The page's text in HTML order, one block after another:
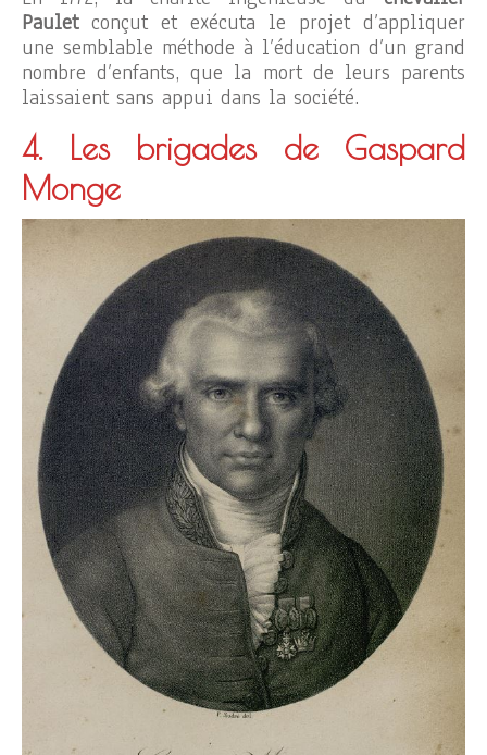
Pauletconçut et exécuta le projet d’appliquer
une semblable méthode à l’éducation d’un grand
nombre d’enfants, que la mort de leurs parents
laissaient sans appui dans la société.
4. Les brigades de Gaspard
Monge